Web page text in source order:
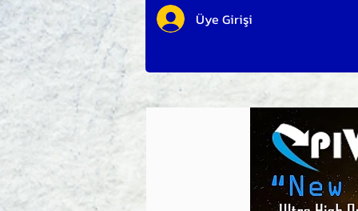
Üye Girişi